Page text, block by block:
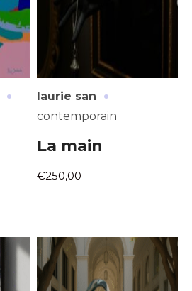
· laurie san ·
contemporain
La main
€250,00